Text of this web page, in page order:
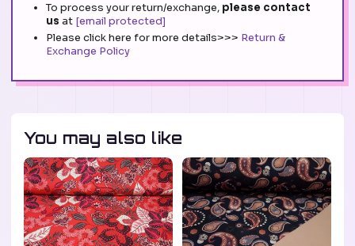
To process your return/exchange, please contact
us at [email protected]
Please click here for more details>>> Return &
Exchange Policy
You may also like